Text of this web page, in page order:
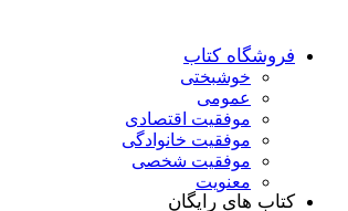
فروشگاه کتاب
خوشبختی
عمومی
موفقیت اقتصادی
موفقیت خانوادگی
موفقیت شخصی
معنویت
کتاب های رایگان